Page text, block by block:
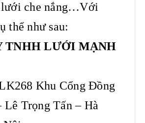
che nắng…Với
thể như sau:
TNHH LƯỚI MẠNH
Khu Cổng Đồng
Lê Trọng Tấn – Hà